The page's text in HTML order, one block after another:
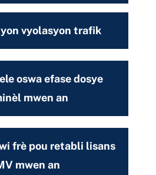
vyolasyon trafik
oswa efase dosye
mwen an
frè pou retabli lisans
mwen an